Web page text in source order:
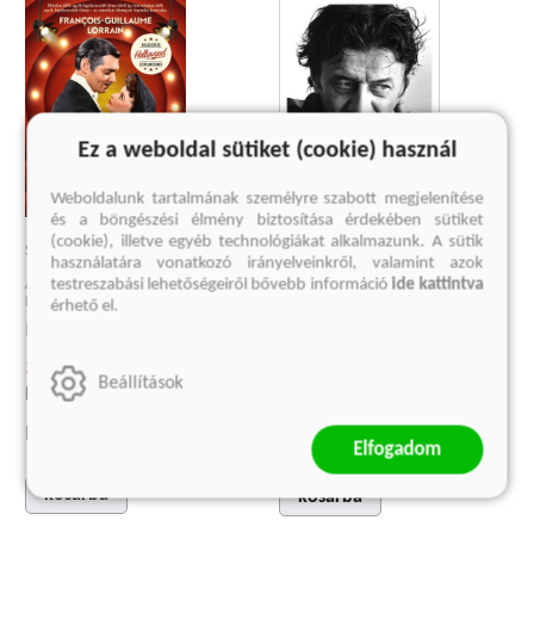
SCARLETT
Ármány, szerelem, filmes bravúrok és
botrányok az Elfújta a szél forgatásán
Francois-Guillaume Lorrain
3 749 Ft
Korábbi ár:
Eredeti ár:
kosárba
MUCSI ZOLTÁN - BÉRCZES
LÁSZLÓ BESZÉLGETŐKÖNYVE
Eredeti ár:5 999 Ft
kosárba
Ez a weboldal sütiket (cookie) használ
Weboldalunk tartalmának személyre szabott megjelenítése
és a böngészési élmény biztosítása érdekében sütiket
(cookie), illetve egyéb technológiákat alkalmazunk. A sütik
használatára vonatkozó irányelveinkről, valamint azok
testreszabási lehetőségeiről bővebb információ ide kattintva
érhető el.
Beállítások
Elfogadom